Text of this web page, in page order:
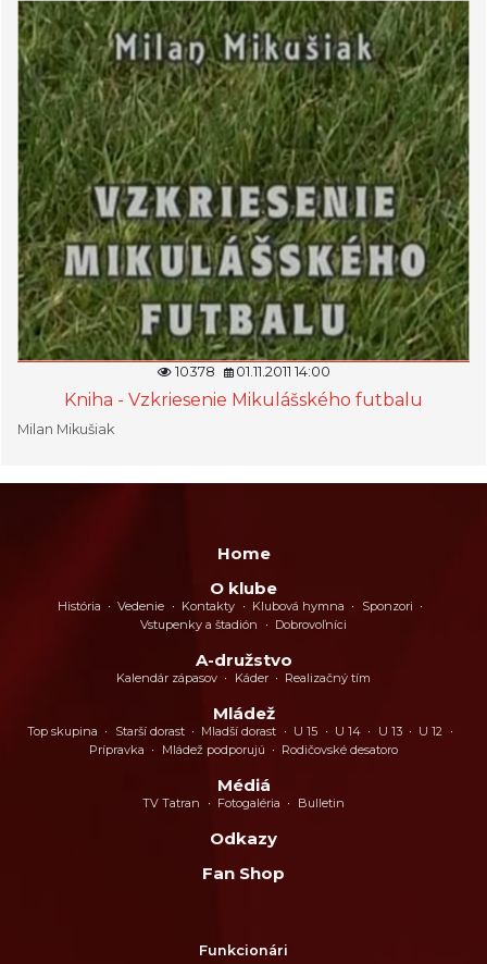
10378 01.11.2011 14:00
Kniha - Vzkriesenie Mikulášského futbalu
Milan Mikušiak
Home
O klube
História Vedenie Kontakty Klubová hymna
Sponzori
Vstupenky a štadión
Dobrovoľníci
A-družstvo
Kalendár zápasov Káder Realizačný tím
Mládež
Top skupina Starší dorast Mladší dorast U 15 U 14 U 13
U 12
Prípravka
Mládež podporujú Rodičovské desatoro
Médiá
TV Tatran Fotogaléria Bulletin
Odkazy
Fan Shop
Funkcionári